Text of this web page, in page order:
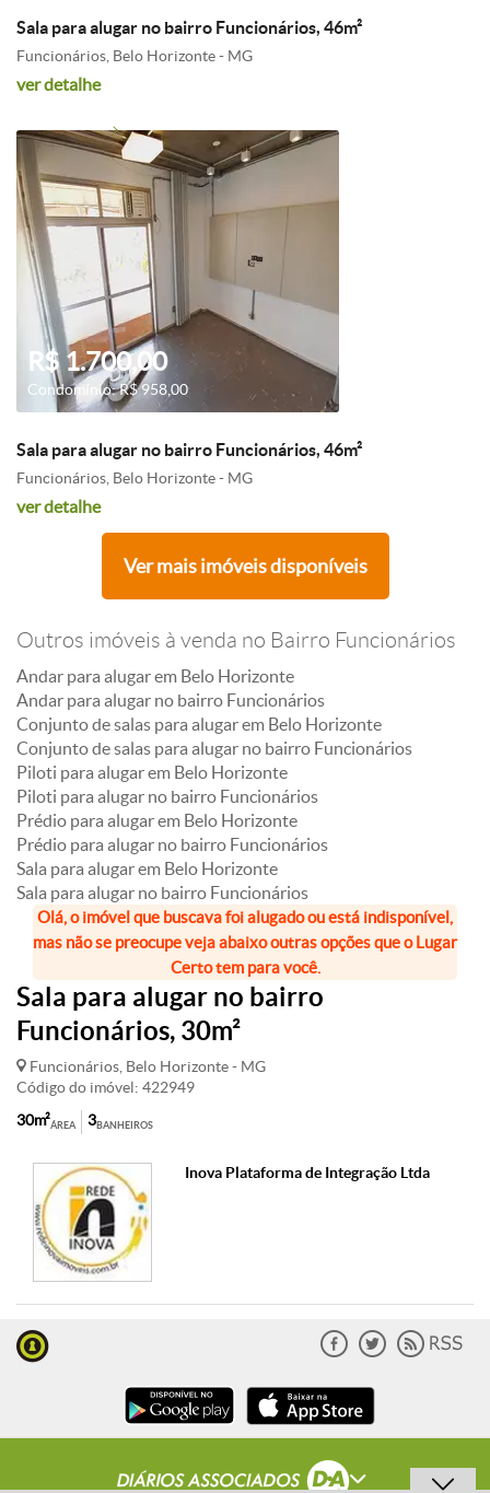
Sala para alugar no bairro Funcionários, 46m²
Funcionários, Belo Horizonte - MG
ver detalhe
R$ 1.700,00
Condomínio: R$ 958,00
Sala para alugar no bairro Funcionários, 46m²
Funcionários, Belo Horizonte - MG
ver detalhe
Ver mais imóveis disponíveis
Outros imóveis à venda no Bairro Funcionários
Andar para alugar em Belo Horizonte
Andar para alugar no bairro Funcionários
Conjunto de salas para alugar em Belo Horizonte
Conjunto de salas para alugar no bairro Funcionários
Piloti para alugar em Belo Horizonte
Piloti para alugar no bairro Funcionários
Prédio para alugar em Belo Horizonte
Prédio para alugar no bairro Funcionários
Sala para alugar em Belo Horizonte
Sala para alugar no bairro Funcionários
Olá, o imóvel que buscava foi alugado ou está indisponível,
mas não se preocupe veja abaixo outras opções que o Lugar
Certo tem para você.
Sala para alugar no bairro
Funcionários, 30m²
Funcionários, Belo Horizonte - MG
Código do imóvel: 422949
ÁREA
30m² BANHEIROS
3
Inova Plataforma de Integração Ltda